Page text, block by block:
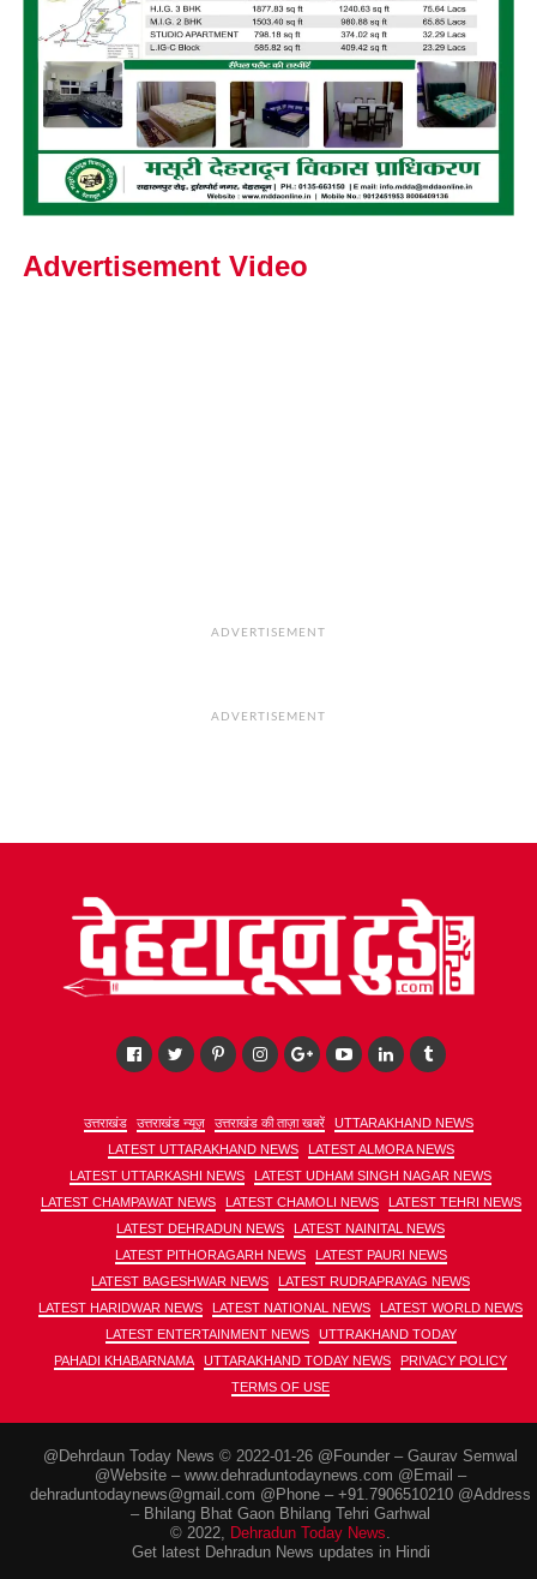
Advertisement Video
ADVERTISEMENT
ADVERTISEMENT
उत्तराखंड उत्तराखंड न्यूज़ उत्तराखंड की ताज़ा खबरें
UTTARAKHAND NEWS
LATEST UTTARAKHAND NEWS
LATEST ALMORA NEWS
LATEST UTTARKASHI NEWS
LATEST UDHAM SINGH NAGAR NEWS
LATEST CHAMPAWAT NEWS
LATEST CHAMOLI NEWS
LATEST TEHRI NEWS
LATEST DEHRADUN NEWS
LATEST NAINITAL NEWS
LATEST PITHORAGARH NEWS
LATEST PAURI NEWS
LATEST BAGESHWAR NEWS
LATEST RUDRAPRAYAG NEWS
LATEST HARIDWAR NEWS
LATEST NATIONAL NEWS
LATEST WORLD NEWS
LATEST ENTERTAINMENT NEWS
UTTRAKHAND TODAY
PAHADI KHABARNAMA
UTTARAKHAND TODAY NEWS
PRIVACY POLICY
TERMS OF USE
@Dehrdaun Today News © 2022-01-26 @Founder – Gaurav Semwal
@Website – www.dehraduntodaynews.com @Email –
dehraduntodaynews@gmail.com @Phone – +91.7906510210 @Address
– Bhilang Bhat Gaon Bhilang Tehri Garhwal
© 2022, Dehradun Today News
Get latest Dehradun News updates in Hindi